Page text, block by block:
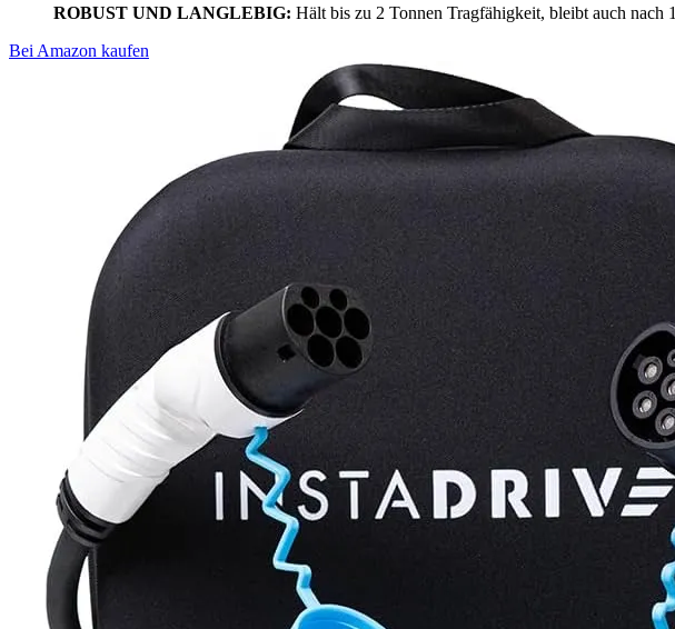
ROBUST UND LANGLEBIG: Hält bis zu 2 Tonnen Tragfähigkeit, bleibt auch nach
Bei Amazon kaufen